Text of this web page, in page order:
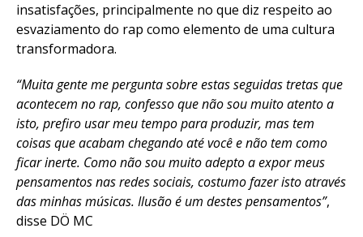
insatisfações, principalmente no que diz respeito ao
esvaziamento do rap como elemento de uma cultura
transformadora.
“Muita gente me pergunta sobre estas seguidas tretas que
acontecem no rap, confesso que não sou muito atento a
isto, prefiro usar meu tempo para produzir, mas tem
coisas que acabam chegando até você e não tem como
ficar inerte. Como não sou muito adepto a expor meus
pensamentos nas redes sociais, costumo fazer isto através
das minhas músicas. Ilusão é um destes pensamentos”,
disse DÖ MC